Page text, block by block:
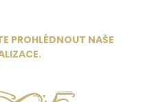
PROHLÉDNOUT NAŠE
.